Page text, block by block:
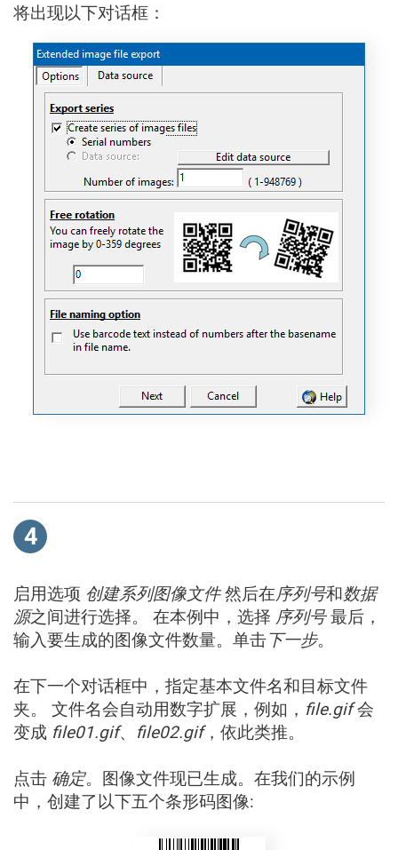
将出现以下对话框：
4
启用选项 创建系列图像文件然后在序列号和数据
源之间进行选择。 在本例中，选择 序列号最后，
输入要生成的图像文件数量。单击下一步。
在下一个对话框中，指定基本文件名和目标文件
夹。 文件名会自动用数字扩展，例如， file.gif会
变成 file01.gif、 file02.gif，依此类推。
点击 确定。图像文件现已生成。在我们的示例
中，创建了以下五个条形码图像: